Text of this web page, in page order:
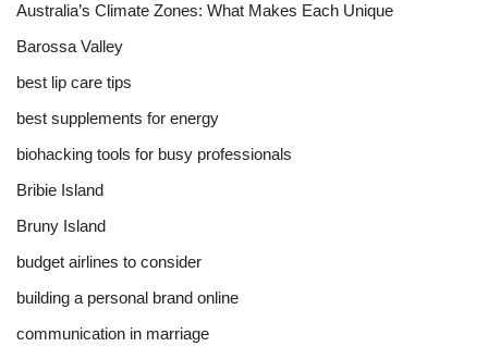
Australia’s Climate Zones: What Makes Each Unique
Barossa Valley
best lip care tips
best supplements for energy
biohacking tools for busy professionals
Bribie Island
Bruny Island
budget airlines to consider
building a personal brand online
communication in marriage